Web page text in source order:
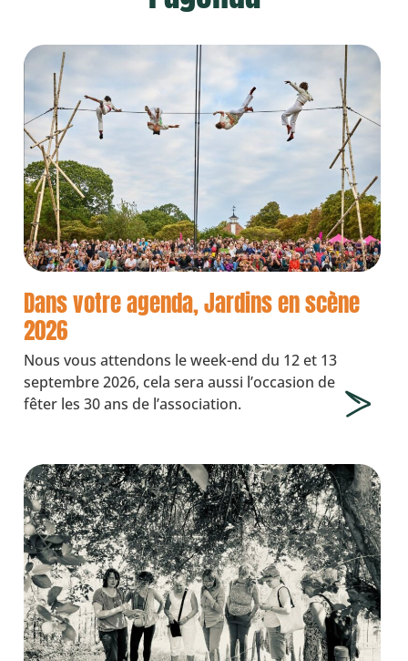
Dans votre agenda, Jardins en scène
2026
Nous vous attendons le week-end du 12 et 13
septembre 2026, cela sera aussi l’occasion de
fêter les 30 ans de l’association.